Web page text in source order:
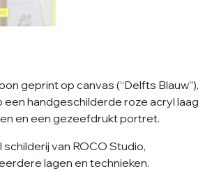
geprint op canvas (“Delfts Blauw”),
handgeschilderde roze acryl laag
en een gezeefdrukt portret.
schilderij van ROCO Studio,
lagen en technieken.